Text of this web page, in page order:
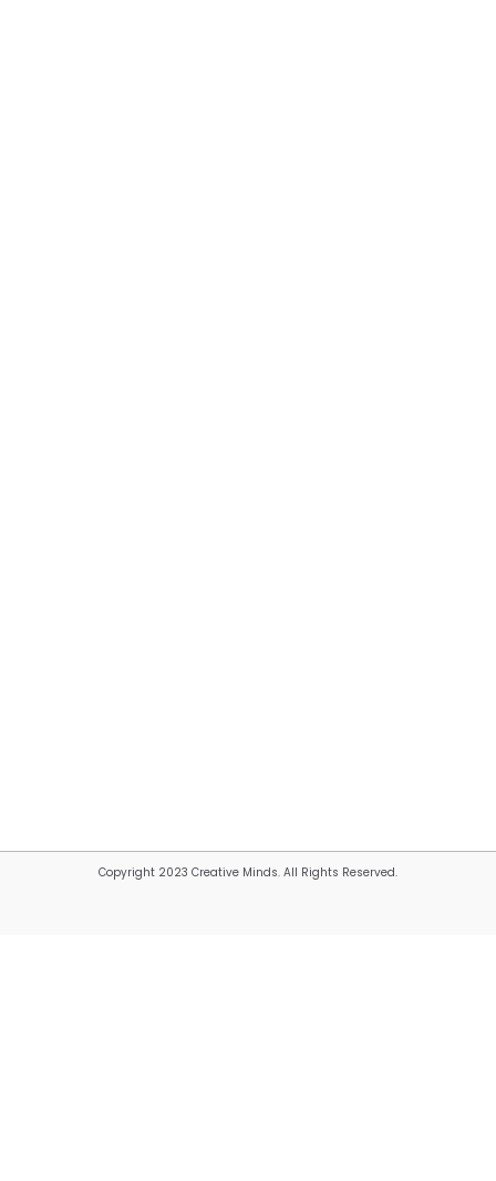
Copyright 2023 Creative Minds. All Rights Reserved.